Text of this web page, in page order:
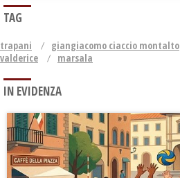
TAG
trapani giangiacomo ciaccio montalto
valderice
marsala
IN EVIDENZA